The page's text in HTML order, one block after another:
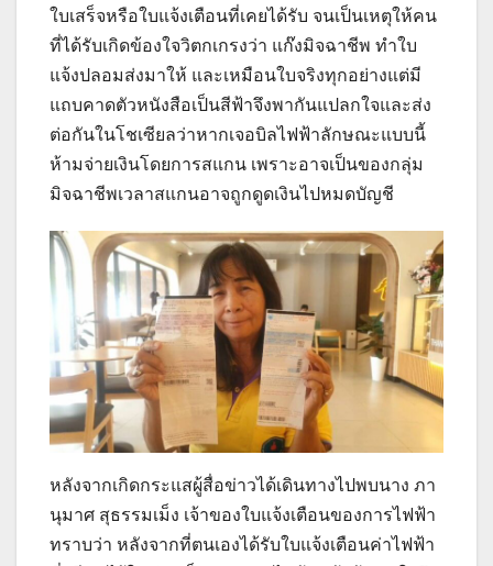
ใบเสร็จหรือใบแจ้งเตือนที่เคยได้รับ จนเป็นเหตุให้คน
ที่ได้รับเกิดข้องใจวิตกเกรงว่า แก๊งมิจฉาชีพ ทำใบ
แจ้งปลอมส่งมาให้ และเหมือนใบจริงทุกอย่างแต่มี
แถบคาดตัวหนังสือเป็นสีฟ้าจึงพากันแปลกใจและส่ง
ต่อกันในโชเซียลว่าหากเจอบิลไฟฟ้าลักษณะแบบนี้
ห้ามจ่ายเงินโดยการสแกน เพราะอาจเป็นของกลุ่ม
มิจฉาชีพเวลาสแกนอาจถูกดูดเงินไปหมดบัญชี
หลังจากเกิดกระแสผู้สื่อข่าวได้เดินทางไปพบนาง ภา
นุมาศ สุธรรมเม็ง เจ้าของใบแจ้งเตือนของการไฟฟ้า
ทราบว่า หลังจากที่ตนเองได้รับใบแจ้งเตือนค่าไฟฟ้า